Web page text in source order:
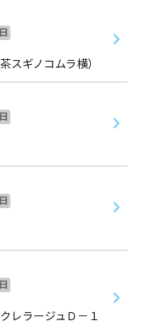
日
ギノコムラ横）
日
日
日
レラージュＤ－１